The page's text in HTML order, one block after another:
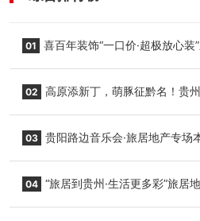
01 喜百年装饰“一口价·超极放心
02 高原添新丁，萌豚征黔名！贵
03 贵阳路边音乐会·旅居地产专场
04 “旅居到贵州·生活更多彩”旅居